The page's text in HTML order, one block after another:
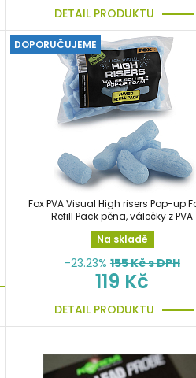
DETAIL PRODUKTU
DOPORUČUJEME
Fox PVA Visual High risers Pop-up
Refill Pack pěna, válečky z PVA
Na skladě
-23.23% 155Kč s DPH
119 Kč
DETAIL PRODUKTU